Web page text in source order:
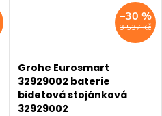
3 537 Kč
–30 %
Grohe Eurosmart
32929002 baterie
bidetová stojánková
32929002